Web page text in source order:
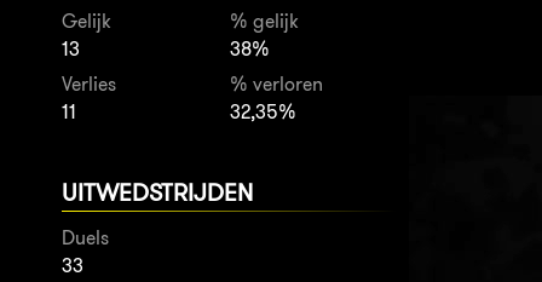
Gelijk
13
% gelijk
38%
Verlies
11
% verloren
32,35%
UITWEDSTRIJDEN
Duels
33